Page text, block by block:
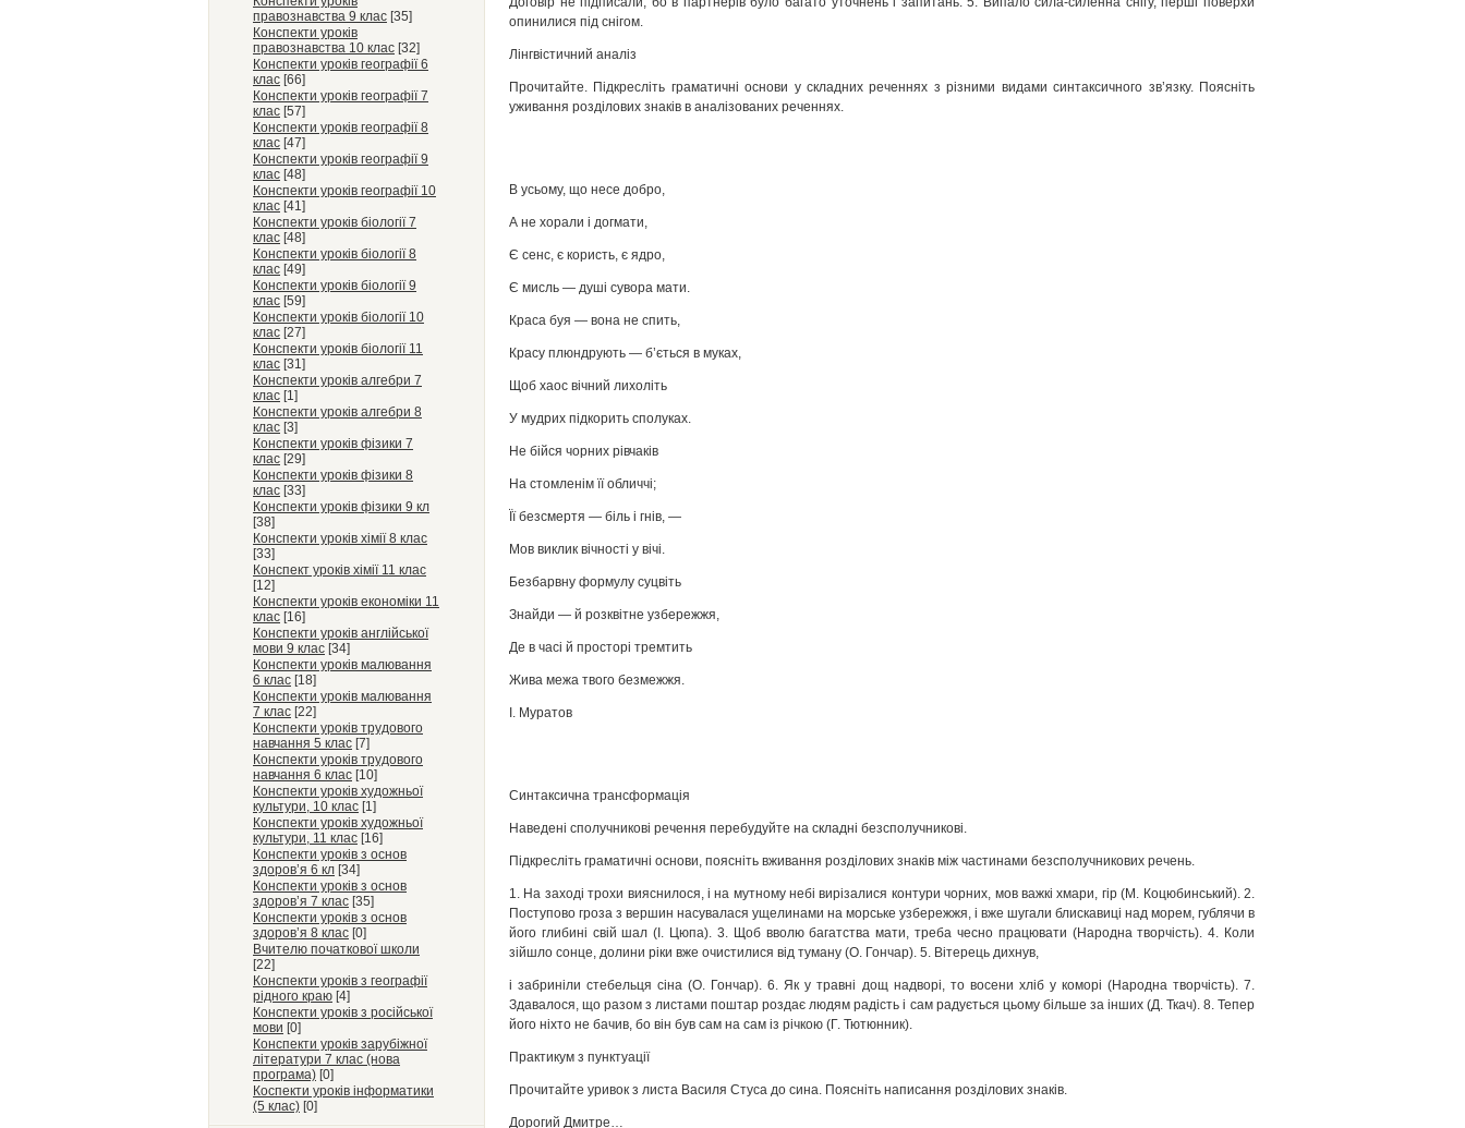
правознавства 9 клас [35]
Конспекти уроків
правознавства 10 клас [32]
Конспекти уроків географії 6
клас [66]
Конспекти уроків географії 7
клас [57]
Конспекти уроків географії 8
клас [47]
Конспекти уроків географії 9
клас [48]
Конспекти уроків географії 10
клас [41]
Конспекти уроків біології 7
клас [48]
Конспекти уроків біології 8
клас [49]
Конспекти уроків біології 9
клас [59]
Конспекти уроків біології 10
клас [27]
Конспекти уроків біології 11
клас [31]
Конспекти уроків алгебри 7
клас [1]
Конспекти уроків алгебри 8
клас [3]
Конспекти уроків фізики 7
клас [29]
Конспекти уроків фізики 8
клас [33]
Конспекти уроків фізики 9 кл
[38]
Конспекти уроків хімії 8 клас
[33]
Конспект уроків хімії 11 клас
[12]
Конспекти уроків економіки 11
клас [16]
Конспекти уроків англійської
мови 9 клас [34]
Конспекти уроків малювання
6 клас [18]
Конспекти уроків малювання
7 клас [22]
Конспекти уроків трудового
навчання 5 клас [7]
Конспекти уроків трудового
навчання 6 клас [10]
Конспекти уроків художньої
культури, 10 клас [1]
Конспекти уроків художньої
культури, 11 клас [16]
Конспекти уроків з основ
здоров’я 6 кл [34]
Конспекти уроків з основ
здоров’я 7 клас [35]
Конспекти уроків з основ
здоров’я 8 клас [0]
Вчителю початкової школи
[22]
Конспекти уроків з географії
рідного краю [4]
Конспекти уроків з російської
мови [0]
Конспекти уроків зарубіжної
літератури 7 клас (нова
програма) [0]
Коспекти уроків інформатики
(5 клас) [0]
опинилися під снігом.
Лінгвістичний аналіз
Прочитайте. Підкресліть граматичні основи у складних реченнях з різними видами синтаксичного зв’язку. Поясніть
уживання розділових знаків в аналізованих реченнях.
В усьому, що несе добро,
А не хорали і догмати,
Є сенс, є користь, є ядро,
Є мисль — душі сувора мати.
Краса буя — вона не спить,
Красу плюндрують — б’ється в муках,
Щоб хаос вічний лихоліть
У мудрих підкорить сполуках.
Не бійся чорних рівчаків
На стомленім її обличчі;
Її безсмертя — біль і гнів, —
Мов виклик вічності у вічі.
Безбарвну формулу суцвіть
Знайди — й розквітне узбережжя,
Де в часі й просторі тремтить
Жива межа твого безмежжя.
І. Муратов
Синтаксична трансформація
Наведені сполучникові речення перебудуйте на складні безсполучникові.
Підкресліть граматичні основи, поясніть вживання розділових знаків між частинами безсполучникових речень.
1. На заході трохи вияснилося, і на мутному небі вирізалися контури чорних, мов важкі хмари, гір (М. Коцюбинський). 2.
Поступово гроза з вершин насувалася ущелинами на морське узбережжя, і вже шугали блискавиці над морем, гублячи в
його глибині свій шал (І. Цюпа). 3. Щоб вволю багатства мати, треба чесно працювати (Народна творчість). 4. Коли
зійшло сонце, долини ріки вже очистилися від туману (О. Гончар). 5. Вітерець дихнув,
і забриніли стебельця сіна (О. Гончар). 6. Як у травні дощ надворі, то восени хліб у коморі (Народна творчість). 7.
Здавалося, що разом з листами поштар роздає людям радість і сам радується цьому більше за інших (Д. Ткач). 8. Тепер
його ніхто не бачив, бо він був сам на сам із річкою (Г. Тютюнник).
Практикум з пунктуації
Прочитайте уривок з листа Василя Стуса до сина. Поясніть написання розділових знаків.
Дорогий Дмитре…